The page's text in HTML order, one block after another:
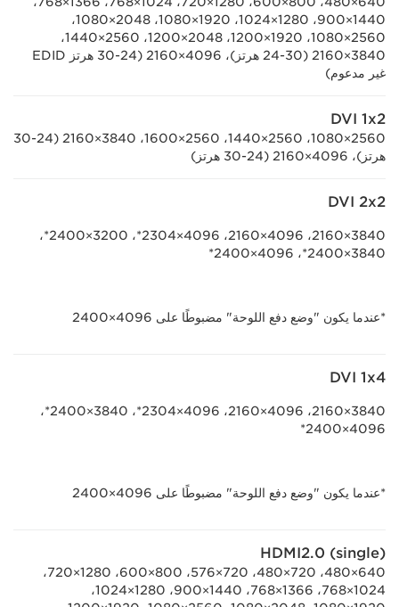
1440×900، 1280×1024، 1920×1080، 2048×1080،
2560×1080، 1920×1200، 2048×1200، 2560×1440،
3840×2160 (24-30 هرتز)، 4096×2160 (24-30 هرتز EDID
غير مدعوم)
DVI 1x2
2560×1080، 2560×1440، 2560×1600، 3840×2160 (24-‏30
هرتز)، 4096×2160 ‏(24-‏30 هرتز)
DVI 2x2
3840×2160، ‏4096×2160، ‏4096×2304*، ‏3200×2400*،
*عندما يكون "وضع دفع اللوحة" مضبوطًا على 4096×2400
DVI 1x4
3840×2160، ‏4096×2160، ‏4096×2304*، ‏3840×2400*،
*عندما يكون "وضع دفع اللوحة" مضبوطًا على 4096×2400
HDMI2.0 (single)
640×480، ‏720×480، ‏720×576، ‏800×600، ‏1280×720،
‏1024×768، ‏1366×768، ‏1440×900، ‏1280×1024،